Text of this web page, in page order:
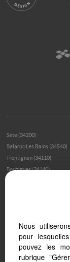
Sete (34200)
Balaruc Les Bains (34540)
Frontignan (34110)
Bouzigues (34140)
Montagnac (34530)
Poussan (34560)
Balaruc Le Vieux (34540)
Marseillan Plage (34340)
Nous
pour
pouvez les
rubrique